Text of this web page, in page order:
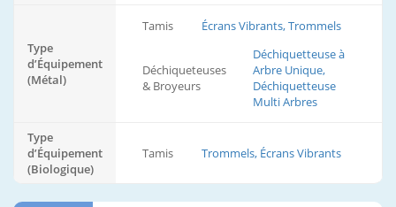
Type
d’Équipement
(Métal)
Tamis Écrans Vibrants, Trommels
Déchiqueteuses
& Broyeurs
Déchiquetteuse à
Arbre Unique,
Déchiquetteuse
Multi Arbres
Type
d’Équipement
(Biologique)
Tamis Trommels, Écrans Vibrants